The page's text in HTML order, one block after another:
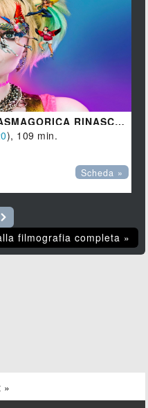
BIRDS OF PREY E LA FANTASMAGORICA RINASCITA DI HARLEY QUINN
), 109 min.
Scheda »
filmografia completa »
»